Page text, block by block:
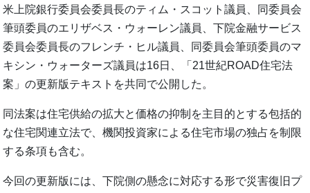
米上院銀行委員会委員長のティム・スコット議員、同委員会
筆頭委員のエリザベス・ウォーレン議員、下院金融サービス
委員会委員長のフレンチ・ヒル議員、同委員会筆頭委員のマ
キシン・ウォーターズ議員は16日、「21世紀ROAD住宅法
案」の更新版テキストを共同で公開した。
同法案は住宅供給の拡大と価格の抑制を主目的とする包括的
な住宅関連立法で、機関投資家による住宅市場の独占を制限
する条項も含む。
今回の更新版には、下院側の懸念に対応する形で災害復旧プ